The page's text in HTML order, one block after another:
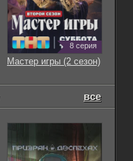
8 серия
Мастер игры (2 сезон)
все